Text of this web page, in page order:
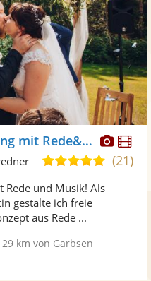
TraumTöne - freie Trauung mit Rede&Musik
5,0
5
(21)
Rede und Musik! Als
gestalte ich freie
aus Rede ...
km von Garbsen